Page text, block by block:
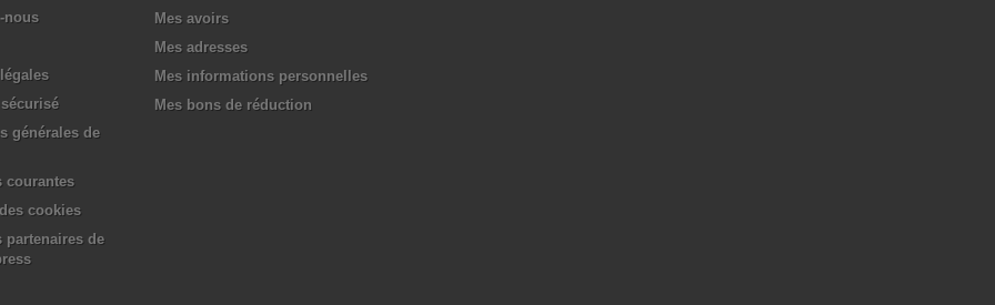
nous
générales de
courantes
cookies
partenaires de
Mes avoirs
Mes adresses
Mes informations personnelles
Mes bons de réduction